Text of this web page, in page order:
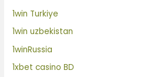
1win Turkiye
1win uzbekistan
1winRussia
1xbet casino BD